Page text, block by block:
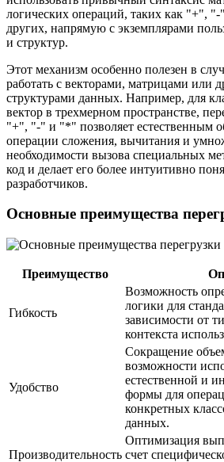
логических операций, таких как "+",
других, напрямую с экземплярами
и структур.
Этот механизм особенно полезен в
работать с векторами, матрицами или
структурами данных. Например, для
вектор в трехмерном пространстве,
"+", "-" и "*" позволяет естественным
операции сложения, вычитания и
необходимости вызова специальных
код и делает его более интуитивно
разработчиков.
Основные преимущества
Преимущество
Гибкость
Возможность
логики для
зависимости от
контекста
Удобство
Сокращение
возможности
естественной и
формы для
конкретных
данных.
Производительность
Оптимизация
счет